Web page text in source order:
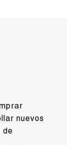
nuevos
de